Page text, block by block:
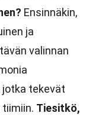
Ensinnäkin,
ja
valinnan
jotka tekevät
tiimiin. Tiesitkö,